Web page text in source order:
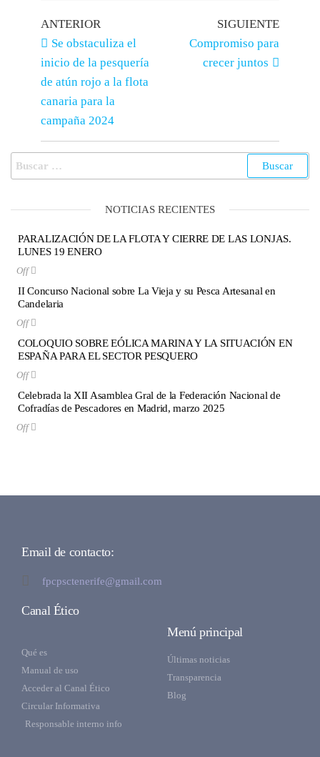
ANTERIOR
Se obstaculiza el
inicio de la pesquería
de atún rojo a la flota
canaria para la
campaña 2024
SIGUIENTE
Compromiso para
crecer juntos
NOTICIAS RECIENTES
PARALIZACIÓN DE LA FLOTA Y CIERRE DE LAS LONJAS.
LUNES 19 ENERO
Off
II Concurso Nacional sobre La Vieja y su Pesca Artesanal en
Candelaria
Off
COLOQUIO SOBRE EÓLICA MARINA Y LA SITUACIÓN EN
ESPAÑA PARA EL SECTOR PESQUERO
Off
Celebrada la XII Asamblea Gral de la Federación Nacional de
Cofradías de Pescadores en Madrid, marzo 2025
Off
Email de contacto:
fpcpsctenerife@gmail.com
Canal Ético
Qué es
Manual de uso
Acceder al Canal Ético
Circular Informativa
Responsable interno info
Menú principal
Últimas noticias
Transparencia
Blog